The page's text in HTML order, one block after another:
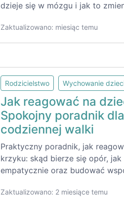
dzieje się w mózgu i jak to
Zaktualizowano: miesiąc temu
Rodzicielstwo Wychowanie
Jak reagować na
Spokojny poradnik
codziennej walki
Praktyczny poradnik, jak
krzyku: skąd bierze się opór,
empatycznie oraz budować
Zaktualizowano: 2 miesiące temu